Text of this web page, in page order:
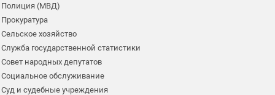
Полиция (МВД)
Прокуратура
Сельское хозяйство
Служба государственной статистики
Совет народных депутатов
Социальное обслуживание
Суд и судебные учреждения